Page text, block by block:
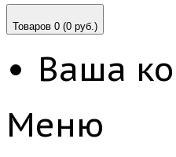
Товаров 0 (0 руб.)
Ваша
Меню